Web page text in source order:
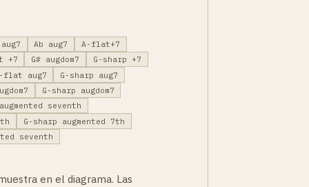
Ab aug7
A-flat+7
+7 G# augdom7
G-sharp +7
flat aug7
G-sharp aug7
G-sharp augdom7
seventh
G-sharp augmented 7th
seventh
en el diagrama. Las